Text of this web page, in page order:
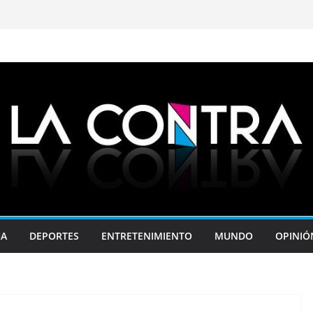
DEPORTES ENTRETENIMIENTO MUNDO